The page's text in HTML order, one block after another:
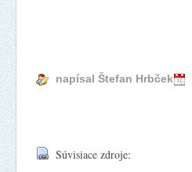
napísal Štefan Hrbček
Súvisiace zdroje: